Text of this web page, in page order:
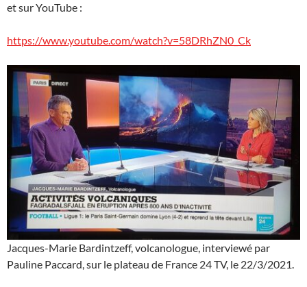
et sur YouTube :
https://www.youtube.com/watch?v=58DRhZN0_Ck
Jacques-Marie Bardintzeff, volcanologue, interviewé par
Pauline Paccard, sur le plateau de France 24 TV, le 22/3/2021.